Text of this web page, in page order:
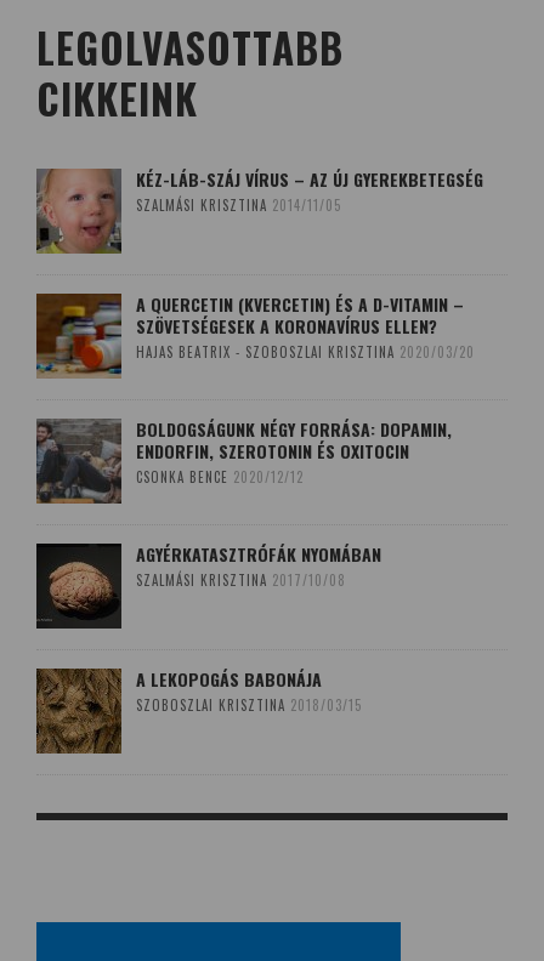
LEGOLVASOTTABB
CIKKEINK
KÉZ-LÁB-SZÁJ VÍRUS – AZ ÚJ GYEREKBETEGSÉG
SZALMÁSI KRISZTINA 2014/11/05
A QUERCETIN (KVERCETIN) ÉS A D-VITAMIN –
SZÖVETSÉGESEK A KORONAVÍRUS ELLEN?
HAJAS BEATRIX - SZOBOSZLAI KRISZTINA 2020/03/20
BOLDOGSÁGUNK NÉGY FORRÁSA: DOPAMIN,
ENDORFIN, SZEROTONIN ÉS OXITOCIN
CSONKA BENCE 2020/12/12
AGYÉRKATASZTRÓFÁK NYOMÁBAN
SZALMÁSI KRISZTINA 2017/10/08
A LEKOPOGÁS BABONÁJA
SZOBOSZLAI KRISZTINA 2018/03/15